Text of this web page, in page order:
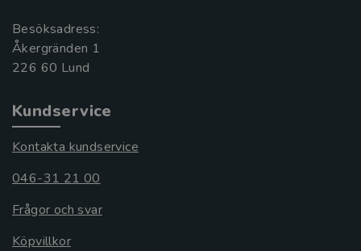
Besöksadress:
Åkergränden 1
Kundservice
Kontakta kundservice
046-31 21 00
Frågor och svar
Köpvillkor